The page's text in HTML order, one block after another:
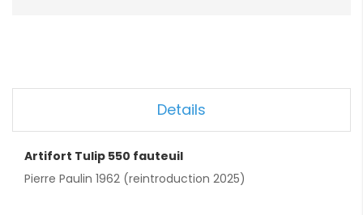
Details
Artifort Tulip 550 fauteuil
Pierre Paulin 1962 (reintroduction 2025)